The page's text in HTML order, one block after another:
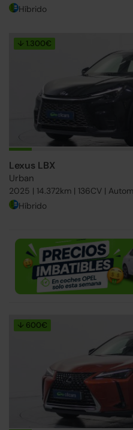
Híbrido
↓ 1.300€
Lexus LBX
Urban
2025 | 14.372km | 136CV |
Híbrido
↓ 600€